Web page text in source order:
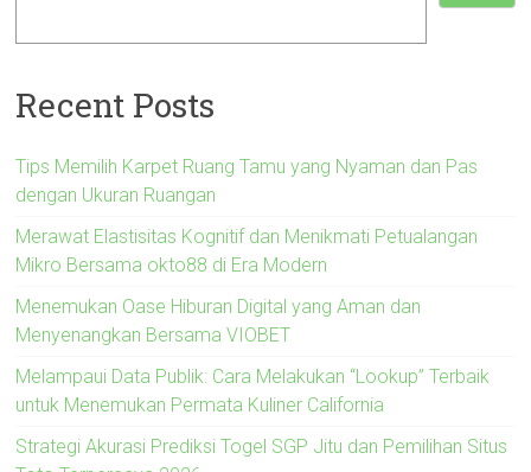
Recent Posts
Tips Memilih Karpet Ruang Tamu yang Nyaman dan Pas
dengan Ukuran Ruangan
Merawat Elastisitas Kognitif dan Menikmati Petualangan
Mikro Bersama okto88 di Era Modern
Menemukan Oase Hiburan Digital yang Aman dan
Menyenangkan Bersama VIOBET
Melampaui Data Publik: Cara Melakukan “Lookup” Terbaik
untuk Menemukan Permata Kuliner California
Strategi Akurasi Prediksi Togel SGP Jitu dan Pemilihan Situs